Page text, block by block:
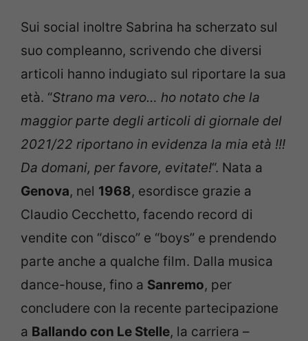
Sui social inoltre Sabrina ha scherzato sul
suo compleanno, scrivendo che diversi
articoli hanno indugiato sul riportare la sua
età. “Strano ma vero… ho notato che la
maggior parte degli articoli di giornale del
2021/22 riportano in evidenza la mia età !!!
Da domani, per favore, evitate!“. Nata a
Genova, nel 1968, esordisce grazie a
Claudio Cecchetto, facendo record di
vendite con “disco” e “boys” e prendendo
parte anche a qualche film. Dalla musica
dance-house, fino a Sanremo, per
concludere con la recente partecipazione
a Ballando con Le Stelle, la carriera –